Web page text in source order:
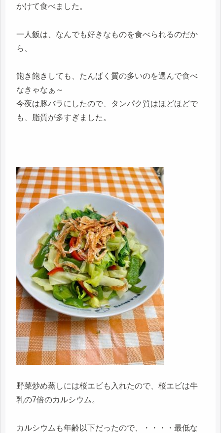
かけて食べました。
一人飯は、なんでも好きなものを食べられるのだか
ら、
飽き飽きしても、たんぱく質の多いのを選んで食べ
なきゃなぁ～
今夜は豚バラにしたので、タンパク質はほどほどで
も、脂質が多すぎました。
野菜炒め蒸しには桜エビも入れたので、桜エビは牛
乳の7倍のカルシウム。
カルシウムも年齢以下だったので、・・・・最低な